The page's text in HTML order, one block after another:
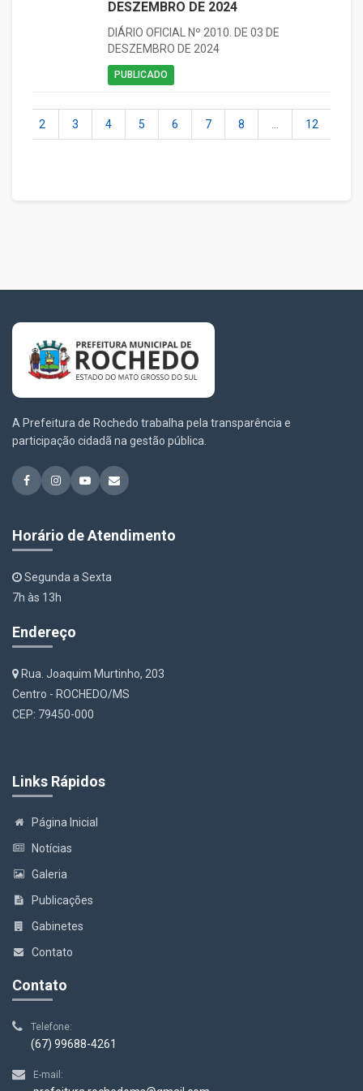
DESZEMBRO DE 2024
DIÁRIO OFICIAL Nº 2010. DE 03 DE
DESZEMBRO DE 2024
PUBLICADO
2 3 4 5 6 7 8 12
A Prefeitura de Rochedo trabalha pela transparência e
participação cidadã na gestão pública.
Horário de Atendimento
Segunda a Sexta
7h às 13h
Endereço
Rua. Joaquim Murtinho, 203
Centro - ROCHEDO/MS
CEP: 79450-000
Links Rápidos
Página Inicial
Notícias
Galeria
Publicações
Gabinetes
Contato
Contato
Telefone:
(67) 99688-4261
E-mail: